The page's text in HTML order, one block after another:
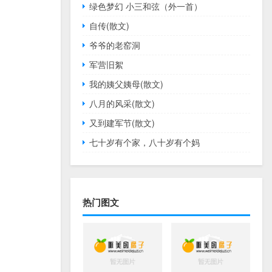
绿色梦幻 小三和弦（外一首）
自传(散文)
爷爷的老窑洞
军营旧絮
我的姨父姨母(散文)
八月的风采(散文)
又到建军节(散文)
七十岁有个家，八十岁有个妈
热门图文